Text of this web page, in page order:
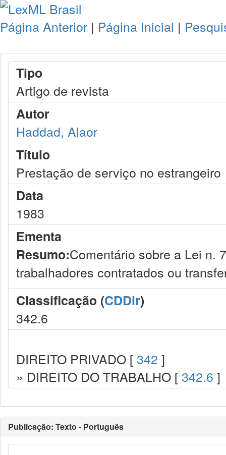
Página Anterior | Página Inicial |
Tipo
Artigo de revista
Autor
Haddad, Alaor
Título
Prestação de serviço no estrangeiro
Data
1983
Ementa
Resumo:Comentário sobre a Lei n.
trabalhadores contratados ou
Classificação (CDDir)
342.6
DIREITO PRIVADO [ 342 ]
» DIREITO DO TRABALHO [ 342.6 ]
Publicação: Texto - Português